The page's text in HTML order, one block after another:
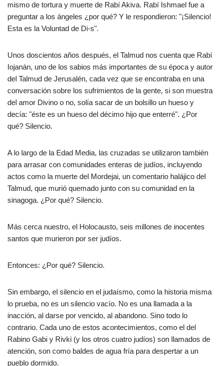
mismo de tortura y muerte de Rabí Akiva. Rabí Ishmael fue a
preguntar a los ángeles ¿por qué? Y le respondieron: "¡Silencio!
Esta es la Voluntad de Di-s".
Unos doscientos años después, el Talmud nos cuenta que Rabí
Iojanán, uno de los sabios más importantes de su época y autor
del Talmud de Jerusalén, cada vez que se encontraba en una
conversación sobre los sufrimientos de la gente, si son muestra
del amor Divino o no, solía sacar de un bolsillo un hueso y
decía: "éste es un hueso del décimo hijo que enterré". ¿Por
qué? Silencio.
A lo largo de la Edad Media, las cruzadas se utilizaron también
para arrasar con comunidades enteras de judíos, incluyendo
actos como la muerte del Mordejai, un comentario halájico del
Talmud, que murió quemado junto con su comunidad en la
sinagoga. ¿Por qué? Silencio.
Más cerca nuestro, el Holocausto, seis millones de inocentes
santos que murieron por ser judíos.
Entonces: ¿Por qué? Silencio.
Sin embargo, el silencio en el judaísmo, como la historia misma
lo prueba, no es un silencio vacío. No es una llamada a la
inacción, al darse por vencido, al abandono. Sino todo lo
contrario. Cada uno de estos acontecimientos, como el del
Rabino Gabi y Rivki (y los otros cuatro judíos) son llamados de
atención, son como baldes de agua fría para despertar a un
pueblo dormido.